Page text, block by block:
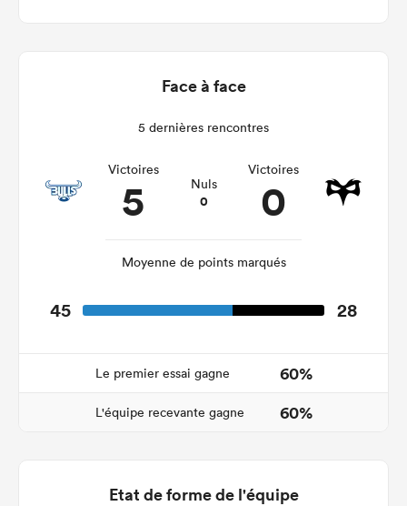
Face à face
5 dernières rencontres
Victoires
5 Nuls
0
Victoires
0
Moyenne de points marqués
45 28
Le premier essai gagne 60%
L'équipe recevante gagne 60%
Etat de forme de l'équipe